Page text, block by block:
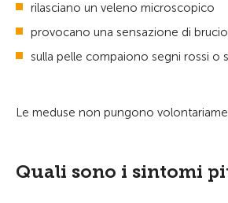
rilasciano un veleno microscopico
provocano una sensazione di
sulla pelle compaiono segni rossi o
Le meduse non pungono
Quali sono i sintomi